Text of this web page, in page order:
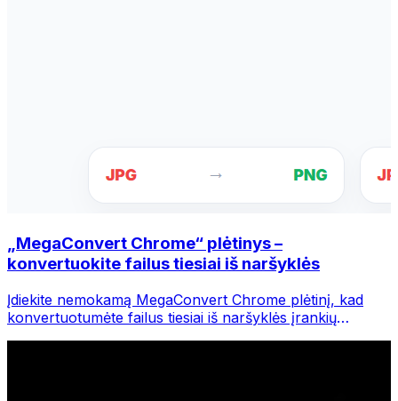
„MegaConvert Chrome“ plėtinys –
konvertuokite failus tiesiai iš naršyklės
Įdiekite nemokamą MegaConvert Chrome plėtinį, kad
konvertuotumėte failus tiesiai iš naršyklės įrankių